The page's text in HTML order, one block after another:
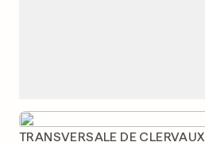
TRANSVERSALE DE CLERVAUX